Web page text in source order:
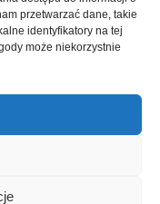
przetwarzać dane, takie
identyfikatory na tej
może niekorzystnie
Kontakt